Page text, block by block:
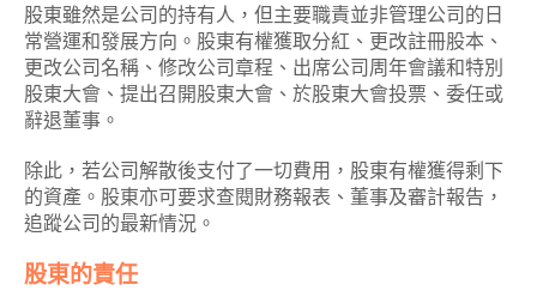
股東雖然是公司的持有人，但主要職責並非管理公司的日
常營運和發展方向。股東有權獲取分紅、更改註冊股本、
更改公司名稱、修改公司章程、出席公司周年會議和特別
股東大會、提出召開股東大會、於股東大會投票、委任或
辭退董事。
除此，若公司解散後支付了一切費用，股東有權獲得剩下
的資產。股東亦可要求查閱財務報表、董事及審計報告，
追蹤公司的最新情況。
股東的責任